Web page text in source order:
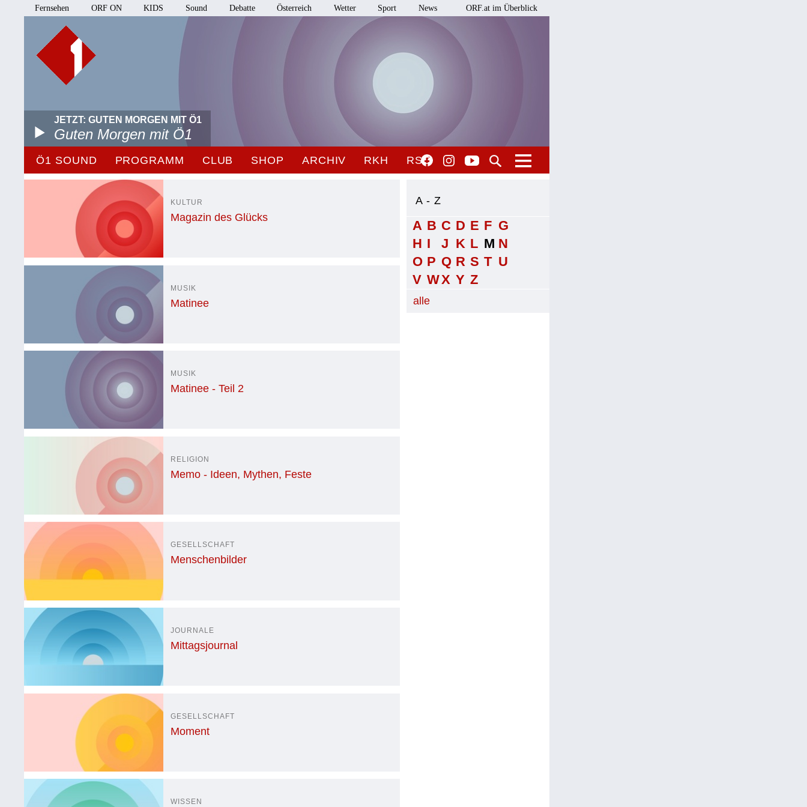
Fernsehen ORF ON KIDS Sound Debatte Österreich Wetter Sport News ORF.at im Überblick
JETZT: GUTEN MORGEN MIT Ö1
Guten Morgen mit Ö1
Ö1 SOUND PROGRAMM CLUB SHOP ARCHIV RKH RSO
A - Z
A B C D E F G
H I J K L M N
O P Q R S T U
V WX Y Z
alle
KULTUR
Magazin des Glücks
MUSIK
Matinee
MUSIK
Matinee - Teil 2
RELIGION
Memo - Ideen, Mythen, Feste
GESELLSCHAFT
Menschenbilder
JOURNALE
Mittagsjournal
GESELLSCHAFT
Moment
WISSEN